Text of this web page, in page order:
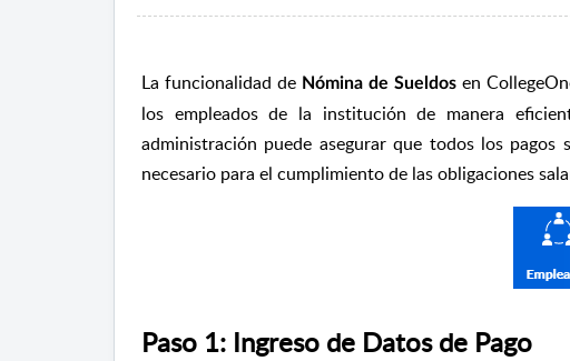
La funcionalidad de Nómina de Sueldosen
los empleados de la institución de manera
administración puede asegurar que todos los
necesario para el cumplimiento de las obligaciones
Paso 1: Ingreso de Datos de Pago